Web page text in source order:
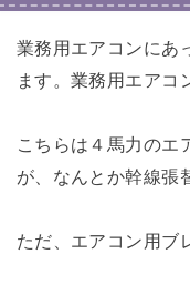
業務用エアコンにあ
ます。業務用エアコ
こちらは４馬力のエ
が、なんとか幹線張
ただ、エアコン用ブ